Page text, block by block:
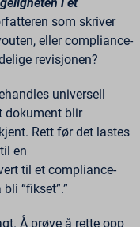
i et
som skriver
eller compliance-
revisjonen?
universell
dokument blir
Rett før det lastes
en
til et compliance-
“fikset”.”
Å prøve å rette opp